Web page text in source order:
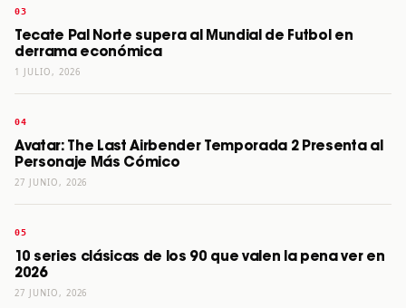
Tecate Pal Norte supera al Mundial de Futbol en
derrama económica
1 JULIO, 2026
Avatar: The Last Airbender Temporada 2 Presenta al
Personaje Más Cómico
27 JUNIO, 2026
10 series clásicas de los 90 que valen la pena ver en
2026
27 JUNIO, 2026